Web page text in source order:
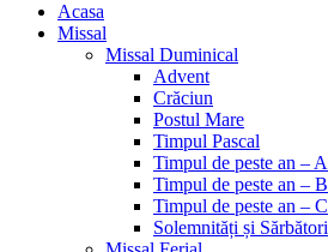
Acasa
Missal
Missal Duminical
Advent
Crăciun
Postul Mare
Timpul Pascal
Timpul de peste an – A
Timpul de peste an – B
Timpul de peste an – C
Solemnități și Sărbători